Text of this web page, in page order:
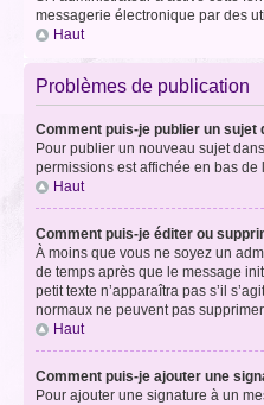
messagerie électronique par des
Haut
Problèmes de publication
Comment puis-je publier un sujet
Pour publier un nouveau sujet
permissions est affichée en bas
Haut
Comment puis-je éditer ou
À moins que vous ne soyez un
de temps après que le message
petit texte n’apparaîtra pas s’il
normaux ne peuvent pas
Haut
Comment puis-je ajouter une
Pour ajouter une signature à un